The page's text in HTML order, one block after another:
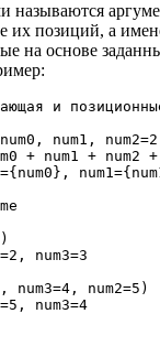
называются
их позиций, а
на основе
и
num1,
+ num1 + num2 +
num3=3
num3=4, num2=5)
num3=4